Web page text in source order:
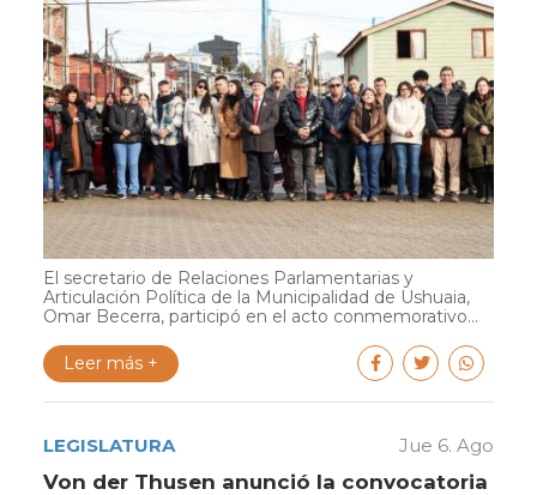
El secretario de Relaciones Parlamentarias y
Articulación Política de la Municipalidad de Ushuaia,
Omar Becerra, participó en el acto conmemorativo...
Leer más +
LEGISLATURA Jue 6. Ago
Von der Thusen anunció la convocatoria